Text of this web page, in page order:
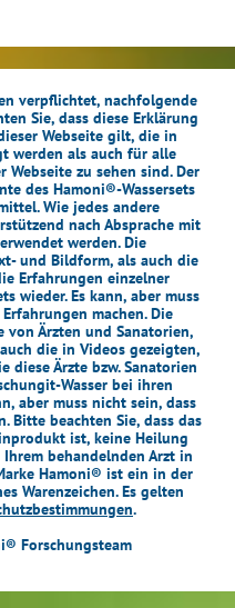
verpflichtet, nachfolgende
Sie, dass diese Erklärung
Webseite gilt, die in
werden als auch für alle
Webseite zu sehen sind. Der
des Hamoni®-Wassersets
Wie jedes andere
nach Absprache mit
werden. Die
und Bildform, als auch die
Erfahrungen einzelner
wieder. Es kann, aber muss
machen. Die
Ärzten und Sanatorien,
die in Videos gezeigten,
diese Ärzte bzw. Sanatorien
Wasser bei ihren
aber muss nicht sein, dass
Bitte beachten Sie, dass das
ist, keine Heilung
behandelnden Arzt in
Hamoni® ist ein in der
Warenzeichen. Es gelten
.
Forschungsteam